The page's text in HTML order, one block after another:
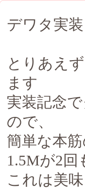
デワタ実
とりあえ
ます
実装記念
ので、
簡単な本
1.5Mが2
これは美